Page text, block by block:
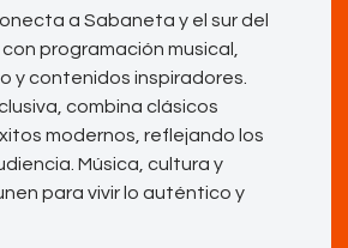
a Sabaneta y el sur del
programación musical,
y contenidos inspiradores.
combina clásicos
modernos, reflejando los
Música, cultura y
para vivir lo auténtico y